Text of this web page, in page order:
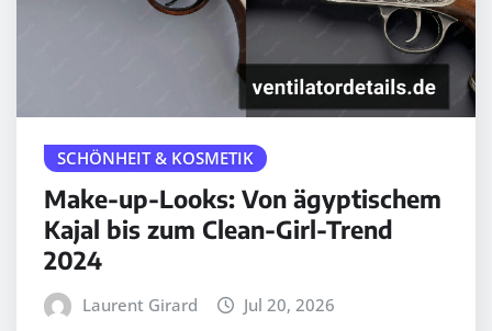
SCHÖNHEIT & KOSMETIK
Make-up-Looks: Von ägyptischem
Kajal bis zum Clean-Girl-Trend
2024
Laurent Girard Jul 20, 2026